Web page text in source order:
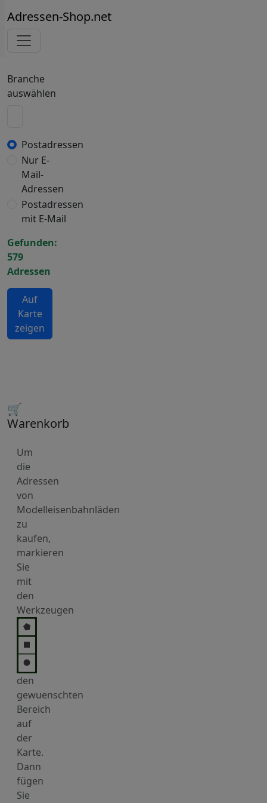
Adressen-Shop.net
Branche
auswählen
Postadressen
Nur E-
Mail-
Adressen
Postadressen
mit E-Mail
Gefunden:
579
Adressen
Auf
Karte
zeigen
🛒
Warenkorb
Um
die
Adressen
von
Modelleisenbahnläden
zu
kaufen,
markieren
Sie
mit
den
Werkzeugen
den
gewuenschten
Bereich
auf
der
Karte.
Dann
fügen
Sie